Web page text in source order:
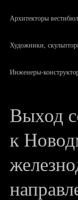
Архитекторы
Художники,
Инженеры-
Выход
к